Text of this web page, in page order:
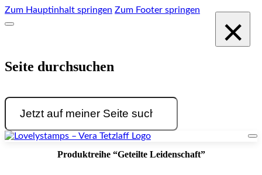
Zum Hauptinhalt springen Zum Footer springen
Seite durchsuchen
Suchen
×
Produktreihe “Geteilte Leidenschaft”